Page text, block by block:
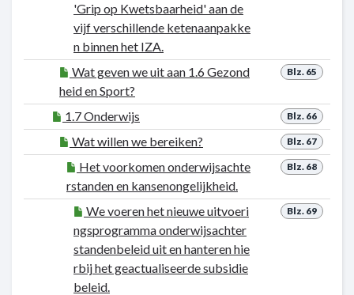
'Grip op Kwetsbaarheid' aan de
vijf verschillende ketenaanpakke
n binnen het IZA.
Blz. 65
Wat geven we uit aan 1.6 Gezond
heid en Sport?
Blz. 66
1.7 Onderwijs
Blz. 67
Wat willen we bereiken?
Blz. 68
Het voorkomen onderwijsachte
rstanden en kansenongelijkheid.
Blz. 69
We voeren het nieuwe uitvoeri
ngsprogramma onderwijsachter
standenbeleid uit en hanteren hie
rbij het geactualiseerde subsidie
beleid.